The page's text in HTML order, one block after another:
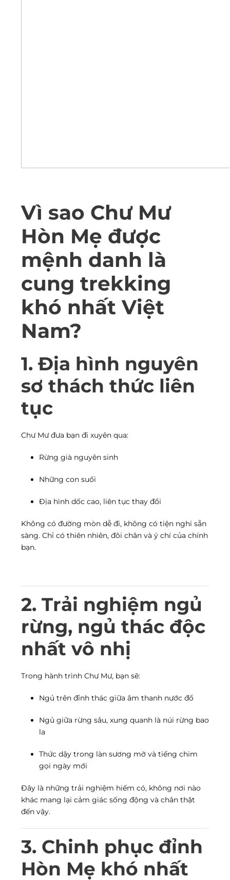
Vì sao Chư Mư
Hòn Mẹ được
mệnh danh là
cung trekking
khó nhất Việt
Nam?
1. Địa hình nguyên
sơ thách thức liên
tục
Chư Mư đưa bạn đi xuyên qua:
Rừng già nguyên sinh
Những con suối
Địa hình dốc cao, liên tục thay đổi
Không có đường mòn dễ đi, không có tiện nghi sẵn
sàng. Chỉ có thiên nhiên, đôi chân và ý chí của chính
bạn.
2. Trải nghiệm ngủ
rừng, ngủ thác độc
nhất vô nhị
Trong hành trình Chư Mư, bạn sẽ:
Ngủ trên đỉnh thác giữa âm thanh nước đổ
Ngủ giữa rừng sâu, xung quanh là núi rừng bao
la
Thức dậy trong làn sương mờ và tiếng chim
gọi ngày mới
Đây là những trải nghiệm hiếm có, không nơi nào
khác mang lại cảm giác sống động và chân thật
đến vậy.
3. Chinh phục đỉnh
Hòn Mẹ khó nhất